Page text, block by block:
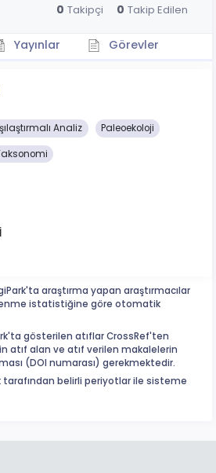
0 Takipçi 0 Takip Edilen
Yayınlar Görevler
Analiz Paleoekoloji
araştırma yapan araştırmacılar
istatistiğine göre otomatik
gösterilen atıflar CrossRef'ten
atıf alan ve atıf verilen makalelerin
(DOI numarası) gerekmektedir.
tarafından belirli periyotlar ile sisteme